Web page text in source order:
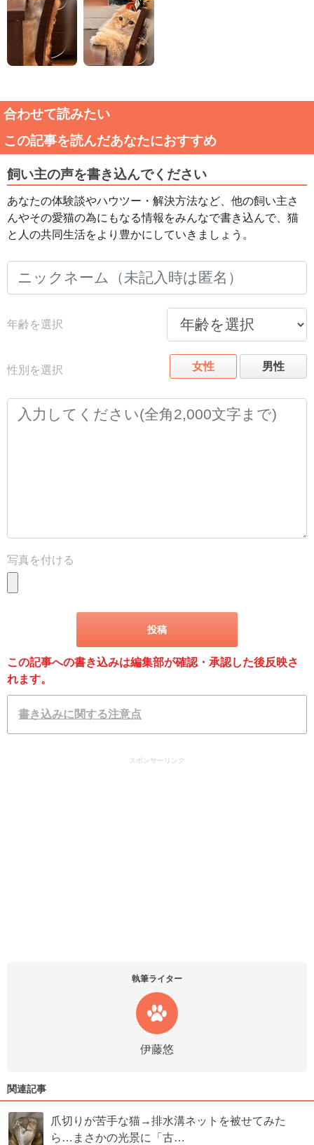
合わせて読みたい
この記事を読んだあなたにおすすめ
飼い主の声を書き込んでください
あなたの体験談やハウツー・解決方法など、他の飼い主さ
んやその愛猫の為にもなる情報をみんなで書き込んで、猫
と人の共同生活をより豊かにしていきましょう。
年齢を選択
性別を選択 女性 男性
写真を付ける
この記事への書き込みは編集部が確認・承認した後反映さ
れます。
書き込みに関する注意点
スポンサーリンク
執筆ライター
伊藤悠
関連記事
爪切りが苦手な猫→排水溝ネットを被せてみた
ら…まさかの光景に「古…